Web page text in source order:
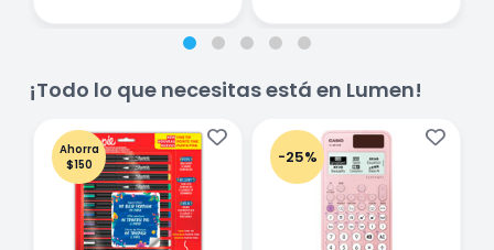
¡Todo lo que necesitas está en Lumen!
Ahorra
$150
-25%